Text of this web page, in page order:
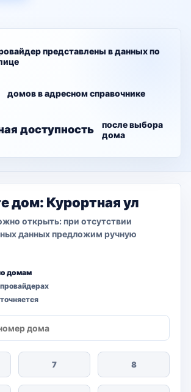
представлены в данных по
домов в адресном справочнике
доступность
после выбора
дома
дом: Курортная ул
открыть: при отсутствии
данных предложим ручную
домам
7 8